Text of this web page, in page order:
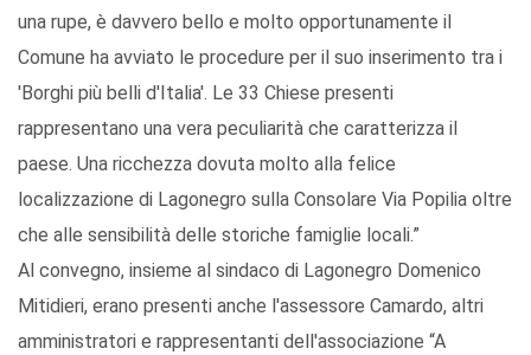
una rupe, è davvero bello e molto opportunamente il
Comune ha avviato le procedure per il suo inserimento tra i
'Borghi più belli d'Italia'. Le 33 Chiese presenti
rappresentano una vera peculiarità che caratterizza il
paese. Una ricchezza dovuta molto alla felice
localizzazione di Lagonegro sulla Consolare Via Popilia oltre
che alle sensibilità delle storiche famiglie locali.”
Al convegno, insieme al sindaco di Lagonegro Domenico
Mitidieri, erano presenti anche l'assessore Camardo, altri
amministratori e rappresentanti dell'associazione “A